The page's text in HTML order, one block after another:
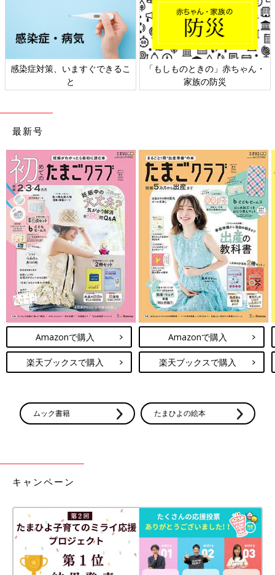
島の子どもに予防接種する真栄田先生。
――真栄田先生は、どのように仕事と育児を両立していますか？
真栄田 基本的に8時半から17時まで仕事をしています。午前中
は一般外来、午後は訪問診療をしています。医師が1人なので、
子どもが風邪をひいたら、午後は予定を調整できるのですが、午
前中は休むのが難しくて。近くに義母が住んでいるのでお世話を
お願いすることになります。とはいえ、義実家は民宿を経営して
いて、義母もお客様の食事を作るなどしているので、忙しくて。
夫や義家族みんなに協力してもらっています。
――夫さんとは育児の分担をしていますか？
真栄田 夫とも分担はしているのですが、どうしても負担は私の
ほうにかかりがちです。
ん。そうするとワンオペになってしまいます。
とはいえ、島の人たちは「子どもは島の宝」と考えていて。子ど
が、その分、みんながあたたかく子どもも親も見守ってくれてい
娘たちには、島でのびのびと育ってほしいと思っています。
――娘さんたちは、先生の医師の仕事について理解しています
か？
感染症対策、いますぐできるこ
と
「もしものときの」赤ちゃん・
家族の防災
最新号
Amazonで購入
楽天ブックスで購入
Amazonで購入
楽天ブックスで購入
ムック書籍 たまひよの絵本
キャンペーン